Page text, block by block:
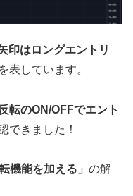
印はロングエントリ
を表しています。
転のON/OFFでエント
できました！
機能を加える」 の解